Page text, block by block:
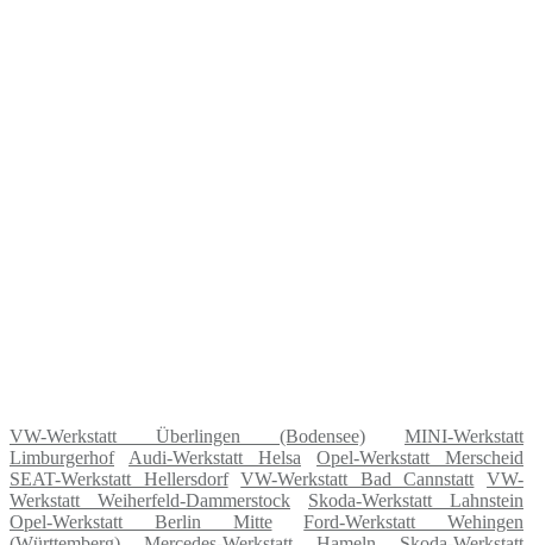
VW-Werkstatt Überlingen (Bodensee)
MINI-Werkstatt
Limburgerhof
Audi-Werkstatt Helsa
Opel-Werkstatt Merscheid
SEAT-Werkstatt Hellersdorf
VW-Werkstatt Bad Cannstatt
VW-
Werkstatt Weiherfeld-Dammerstock
Skoda-Werkstatt Lahnstein
Opel-Werkstatt Berlin Mitte
Ford-Werkstatt Wehingen